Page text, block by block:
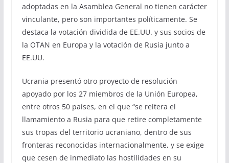
adoptadas en la Asamblea General no tienen carácter
vinculante, pero son importantes políticamente. Se
destaca la votación dividida de EE.UU. y sus socios de
la OTAN en Europa y la votación de Rusia junto a
EE.UU.
Ucrania presentó otro proyecto de resolución
apoyado por los 27 miembros de la Unión Europea,
entre otros 50 países, en el que “se reitera el
llamamiento a Rusia para que retire completamente
sus tropas del territorio ucraniano, dentro de sus
fronteras reconocidas internacionalmente, y se exige
que cesen de inmediato las hostilidades en su